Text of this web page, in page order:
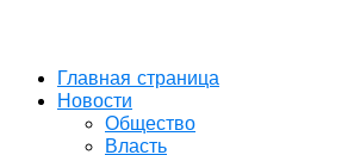
Главная страница
Новости
Общество
Власть